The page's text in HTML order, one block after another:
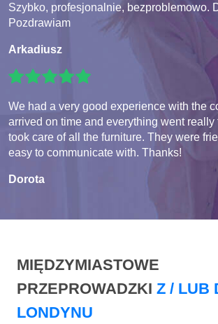
Szybko, profesjonalnie, bezproblemowo.
Pozdrawiam
Arkadiusz
We had a very good experience with the
arrived on time and everything went really
took care of all the furniture. They were
easy to communicate with. Thanks!
Dorota
MIĘDZYMIASTOWE
PRZEPROWADZKI Z / LUB
LONDYNU